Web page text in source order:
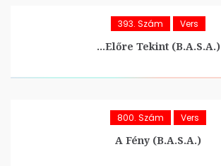
393. Szám Vers
…Előre Tekint (B.A.S.A.)
800. Szám Vers
A Fény (B.A.S.A.)